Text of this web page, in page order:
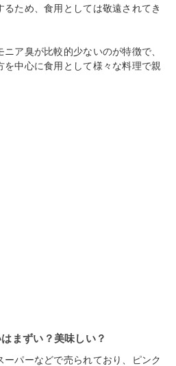
ため、食用としては敬遠されてき
ア臭が比較的少ないのが特徴で、
中心に食用として様々な料理で親
まずい？美味しい？
パーなどで売られており、ピンク